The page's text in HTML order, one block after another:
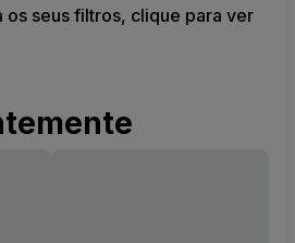
os seus filtros, clique para ver